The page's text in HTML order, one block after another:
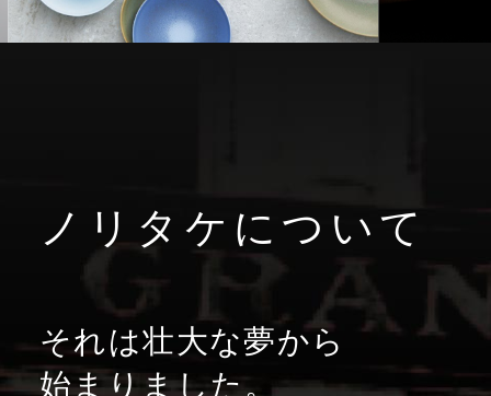
ノリタケについて
それは壮大な夢から
始まりました。